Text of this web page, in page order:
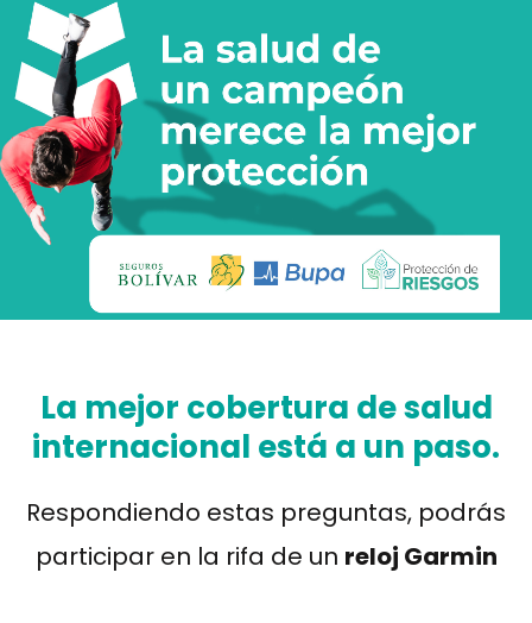
La mejor cobertura de salud
internacional está a un paso.
Respondiendo estas preguntas, podrás
participar en la rifa de un reloj Garmin